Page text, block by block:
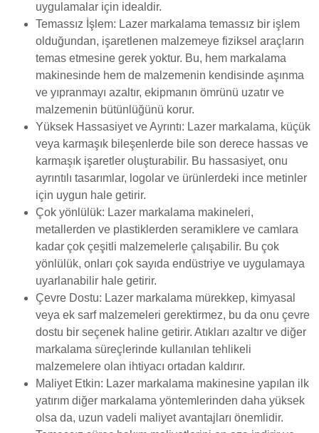
uygulamalar için idealdir.
Temassız İşlem: Lazer markalama temassız bir işlem
olduğundan, işaretlenen malzemeye fiziksel araçların
temas etmesine gerek yoktur. Bu, hem markalama
makinesinde hem de malzemenin kendisinde aşınma
ve yıpranmayı azaltır, ekipmanın ömrünü uzatır ve
malzemenin bütünlüğünü korur.
Yüksek Hassasiyet ve Ayrıntı: Lazer markalama, küçük
veya karmaşık bileşenlerde bile son derece hassas ve
karmaşık işaretler oluşturabilir. Bu hassasiyet, onu
ayrıntılı tasarımlar, logolar ve ürünlerdeki ince metinler
için uygun hale getirir.
Çok yönlülük: Lazer markalama makineleri,
metallerden ve plastiklerden seramiklere ve camlara
kadar çok çeşitli malzemelerle çalışabilir. Bu çok
yönlülük, onları çok sayıda endüstriye ve uygulamaya
uyarlanabilir hale getirir.
Çevre Dostu: Lazer markalama mürekkep, kimyasal
veya ek sarf malzemeleri gerektirmez, bu da onu çevre
dostu bir seçenek haline getirir. Atıkları azaltır ve diğer
markalama süreçlerinde kullanılan tehlikeli
malzemelere olan ihtiyacı ortadan kaldırır.
Maliyet Etkin: Lazer markalama makinesine yapılan ilk
yatırım diğer markalama yöntemlerinden daha yüksek
olsa da, uzun vadeli maliyet avantajları önemlidir.